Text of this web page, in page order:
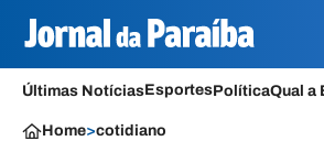
Últimas NotíciasEsportesPolíticaQual a
Home>cotidiano